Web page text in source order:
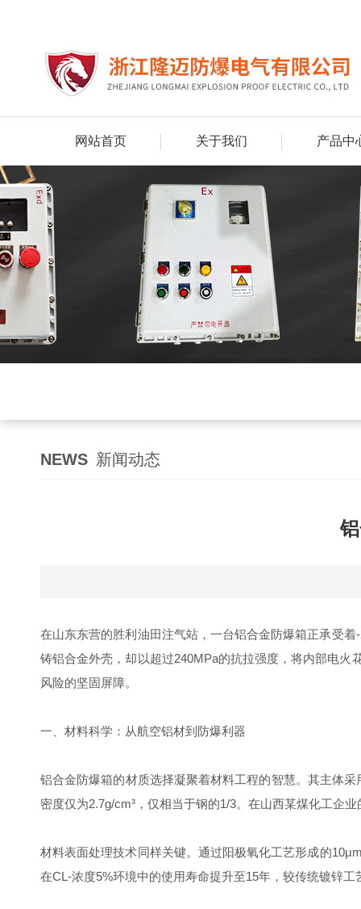
网站首页 关于我们 产品中
NEWS 新闻动态
在山东东营的胜利油田注气站，一台铝合金防爆箱正承受
铸铝合金外壳，却以超过240MPa的抗拉强度，将内部电
风险的坚固屏障。
一、材料科学：从航空铝材到防爆利器
铝合金防爆箱的材质选择凝聚着材料工程的智慧。其主体
密度仅为2.7g/cm³，仅相当于钢的1/3。在山西某煤化工企
材料表面处理技术同样关键。通过阳极氧化工艺形成的
在CL-浓度5%环境中的使用寿命提升至15年，较传统镀锌工